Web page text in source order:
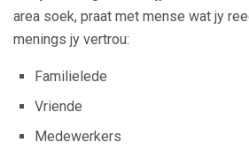
area soek, praat met mense wat jy
menings jy vertrou:
Familielede
Vriende
Medewerkers